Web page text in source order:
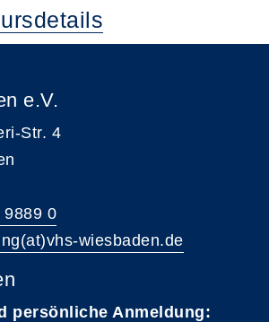
e.V.
Str. 4
9889 0
wiesbaden.de
persönliche Anmeldung: